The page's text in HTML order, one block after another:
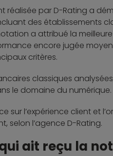
réalisée par D-Rating a
des établissements
a attribué la
encore jugée
critères.
classiques
le domaine du numérique.
sur l’expérience client et
selon l’agence D-Rating.
ait reçu la